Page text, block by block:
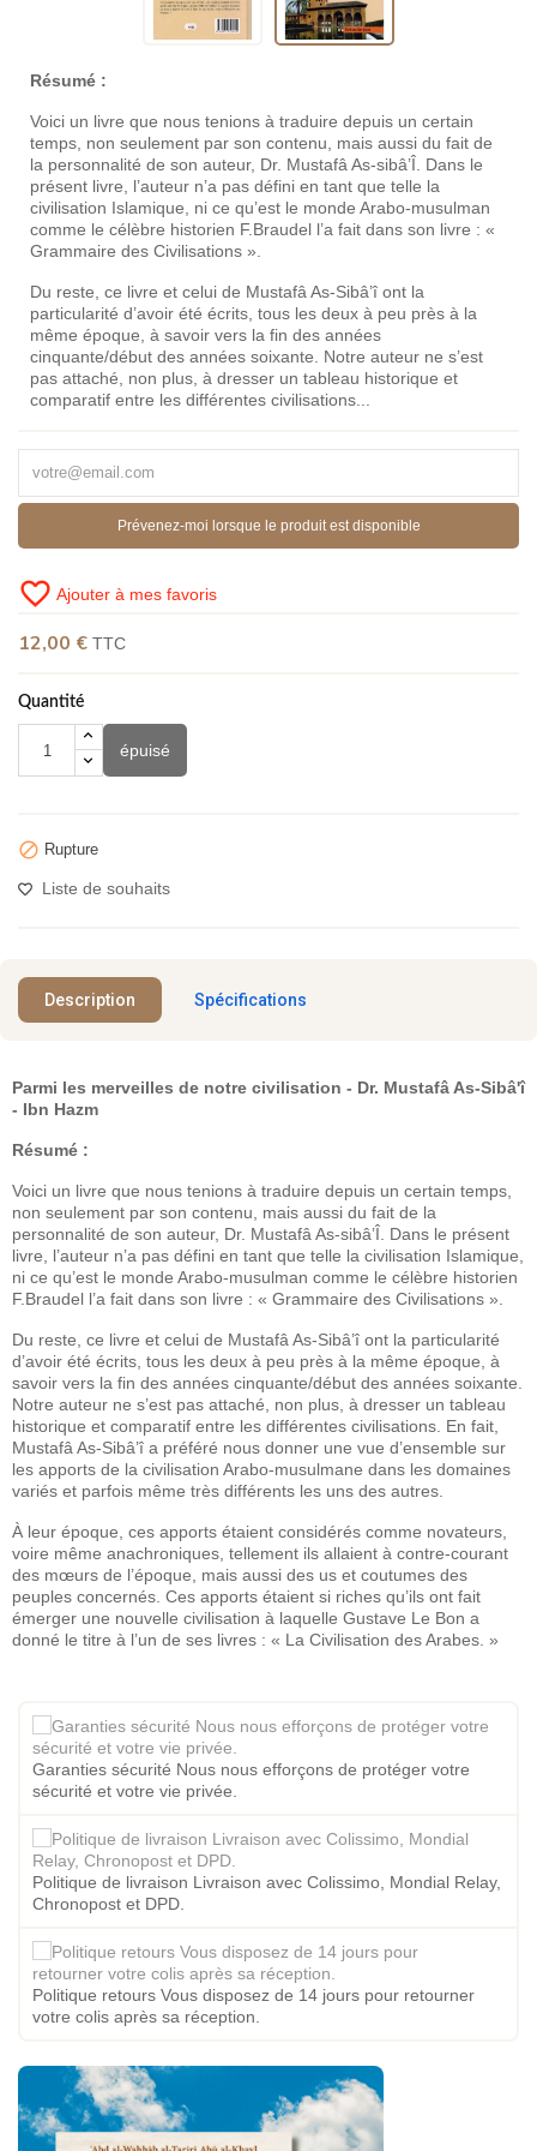
Résumé :
Voici un livre que nous tenions à traduire depuis un certain
temps, non seulement par son contenu, mais aussi du fait de
la personnalité de son auteur, Dr. Mustafâ As-sibâ’Î. Dans le
présent livre, l’auteur n’a pas défini en tant que telle la
civilisation Islamique, ni ce qu’est le monde Arabo-musulman
comme le célèbre historien F.Braudel l’a fait dans son livre : «
Grammaire des Civilisations ».
Du reste, ce livre et celui de Mustafâ As-Sibâ’î ont la
particularité d’avoir été écrits, tous les deux à peu près à la
même époque, à savoir vers la fin des années
cinquante/début des années soixante. Notre auteur ne s’est
pas attaché, non plus, à dresser un tableau historique et
comparatif entre les différentes civilisations...
Prévenez-moi lorsque le produit est disponible
favorite_border Ajouter à mes favoris
12,00 € TTC
Quantité
épuisé
 Rupture
Liste de souhaits
Description Spécifications
Parmi les merveilles de notre civilisation - Dr. Mustafâ As-Sibâ'î
- Ibn Hazm
Résumé :
Voici un livre que nous tenions à traduire depuis un certain temps,
non seulement par son contenu, mais aussi du fait de la
personnalité de son auteur, Dr. Mustafâ As-sibâ’Î. Dans le présent
livre, l’auteur n’a pas défini en tant que telle la civilisation Islamique,
ni ce qu’est le monde Arabo-musulman comme le célèbre historien
F.Braudel l’a fait dans son livre : « Grammaire des Civilisations ».
Du reste, ce livre et celui de Mustafâ As-Sibâ’î ont la particularité
d’avoir été écrits, tous les deux à peu près à la même époque, à
savoir vers la fin des années cinquante/début des années soixante.
Notre auteur ne s’est pas attaché, non plus, à dresser un tableau
historique et comparatif entre les différentes civilisations. En fait,
Mustafâ As-Sibâ’î a préféré nous donner une vue d’ensemble sur
les apports de la civilisation Arabo-musulmane dans les domaines
variés et parfois même très différents les uns des autres.
À leur époque, ces apports étaient considérés comme novateurs,
voire même anachroniques, tellement ils allaient à contre-courant
des mœurs de l’époque, mais aussi des us et coutumes des
peuples concernés. Ces apports étaient si riches qu’ils ont fait
émerger une nouvelle civilisation à laquelle Gustave Le Bon a
donné le titre à l’un de ses livres : « La Civilisation des Arabes. »
Garanties sécurité Nous nous efforçons de protéger votre
sécurité et votre vie privée.
Politique de livraison Livraison avec Colissimo, Mondial Relay,
Chronopost et DPD.
Politique retours Vous disposez de 14 jours pour retourner
votre colis après sa réception.